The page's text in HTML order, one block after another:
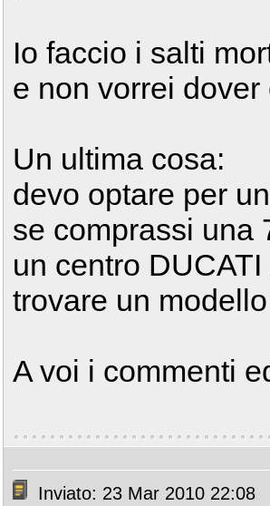
Io faccio i salti
e non vorrei
Un ultima cosa:
devo optare per
se comprassi una
un centro
trovare un
A voi i commenti
Inviato: 23 Mar 2010 22:08